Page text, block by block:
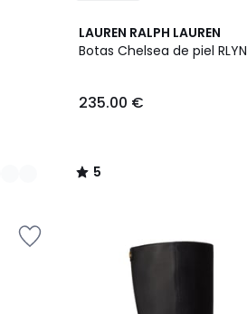
LAUREN RALPH LAUREN
Botas Chelsea de piel RLYN
235.00 €
5
/
2
Colores
5
/